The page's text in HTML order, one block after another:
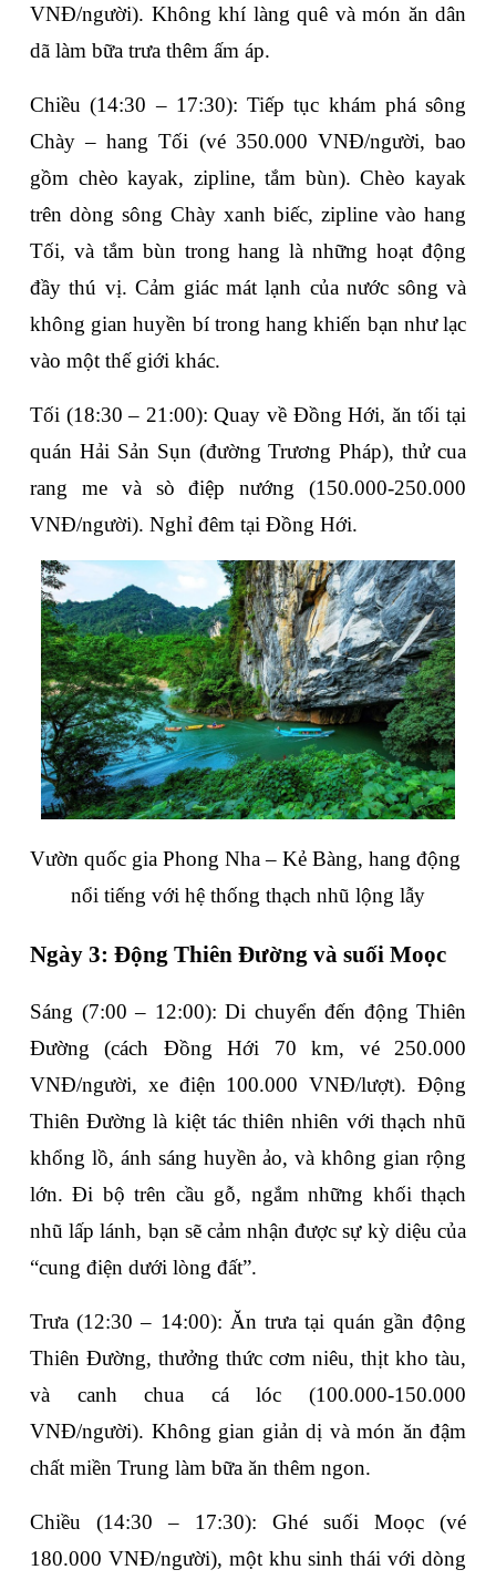
VNĐ/người). Không khí làng quê và món ăn dân
dã làm bữa trưa thêm ấm áp.
Chiều (14:30 – 17:30): Tiếp tục khám phá sông
Chày – hang Tối (vé 350.000 VNĐ/người, bao
gồm chèo kayak, zipline, tắm bùn). Chèo kayak
trên dòng sông Chày xanh biếc, zipline vào hang
Tối, và tắm bùn trong hang là những hoạt động
đầy thú vị. Cảm giác mát lạnh của nước sông và
không gian huyền bí trong hang khiến bạn như lạc
vào một thế giới khác.
Tối (18:30 – 21:00): Quay về Đồng Hới, ăn tối tại
quán Hải Sản Sụn (đường Trương Pháp), thử cua
rang me và sò điệp nướng (150.000-250.000
VNĐ/người). Nghỉ đêm tại Đồng Hới.
Vườn quốc gia Phong Nha – Kẻ Bàng, hang động
nổi tiếng với hệ thống thạch nhũ lộng lẫy
Ngày 3: Động Thiên Đường và suối Moọc
Sáng (7:00 – 12:00): Di chuyển đến động Thiên
Đường (cách Đồng Hới 70 km, vé 250.000
VNĐ/người, xe điện 100.000 VNĐ/lượt). Động
Thiên Đường là kiệt tác thiên nhiên với thạch nhũ
khổng lồ, ánh sáng huyền ảo, và không gian rộng
lớn. Đi bộ trên cầu gỗ, ngắm những khối thạch
nhũ lấp lánh, bạn sẽ cảm nhận được sự kỳ diệu của
“cung điện dưới lòng đất”.
Trưa (12:30 – 14:00): Ăn trưa tại quán gần động
Thiên Đường, thưởng thức cơm niêu, thịt kho tàu,
và canh chua cá lóc (100.000-150.000
VNĐ/người). Không gian giản dị và món ăn đậm
chất miền Trung làm bữa ăn thêm ngon.
Chiều (14:30 – 17:30): Ghé suối Moọc (vé
180.000 VNĐ/người), một khu sinh thái với dòng